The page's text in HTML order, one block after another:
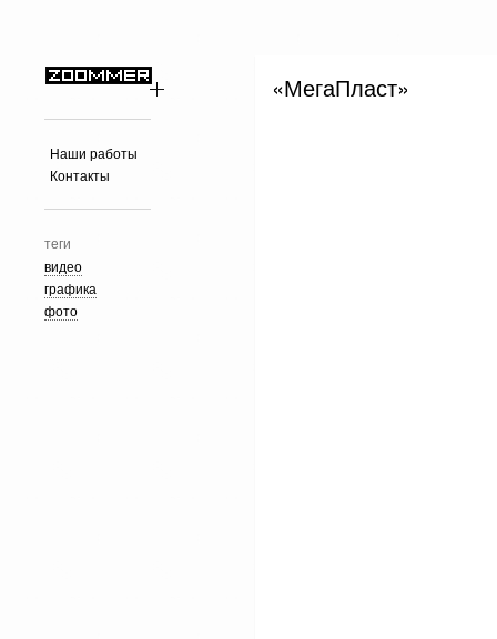
Наши работы
Контакты
теги
видео
графика
фото
«МегаПласт»